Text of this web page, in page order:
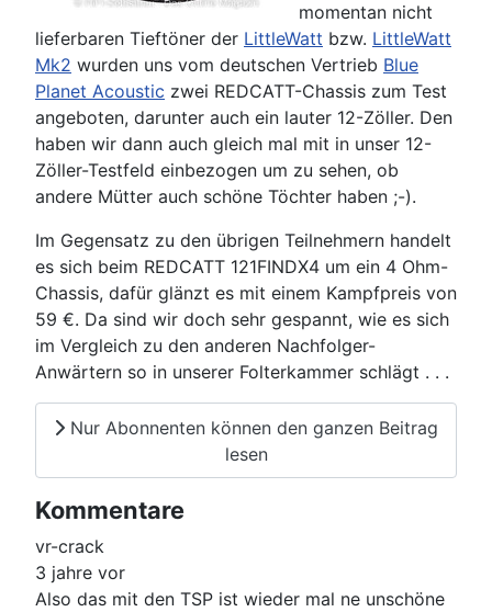
momentan nicht
lieferbaren Tieftöner der LittleWatt bzw. LittleWatt
Mk2 wurden uns vom deutschen Vertrieb Blue
Planet Acoustic zwei REDCATT-Chassis zum Test
angeboten, darunter auch ein lauter 12-Zöller. Den
haben wir dann auch gleich mal mit in unser 12-
Zöller-Testfeld einbezogen um zu sehen, ob
andere Mütter auch schöne Töchter haben ;-).
Im Gegensatz zu den übrigen Teilnehmern handelt
es sich beim REDCATT 121FINDX4 um ein 4 Ohm-
Chassis, dafür glänzt es mit einem Kampfpreis von
59 €. Da sind wir doch sehr gespannt, wie es sich
im Vergleich zu den anderen Nachfolger-
Anwärtern so in unserer Folterkammer schlägt . . .
Nur Abonnenten können den ganzen Beitrag
lesen
Kommentare
vr-crack
3 jahre vor
Also das mit den TSP ist wieder mal ne unschöne